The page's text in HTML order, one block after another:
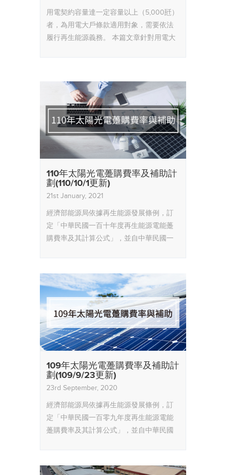
用電契約容量達一定容量以上（5,000瓩）
者，為用電大戶條款適用對象，需要依法
履行再生能源義務。
本篇文章針對用電大
110年太陽光電躉購費率及補助計
劃(110/10/1更新)
21st January, 2021
經濟部能源局依據再生能源發展條例，訂
定「中華民國一百十年度再生能源電能躉
購費率及其計算公式」，並自中華民國一
109年太陽光電躉購費率及補助計
劃(109/9/23更新)
23rd September, 2020
經濟部能源局依據再生能源發展條例，訂
定「中華民國一百零九年度再生能源電能
躉購費率及其計算公式」，並自中華民國